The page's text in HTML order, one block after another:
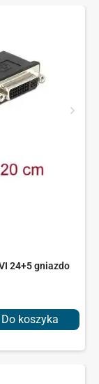
24+5 gniazdo
Do koszyka